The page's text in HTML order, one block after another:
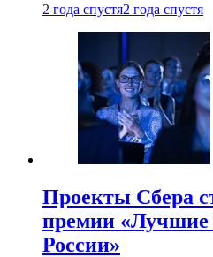
2 года спустя2 года спустя
Проекты Сбера
премии «Лучшие
России»